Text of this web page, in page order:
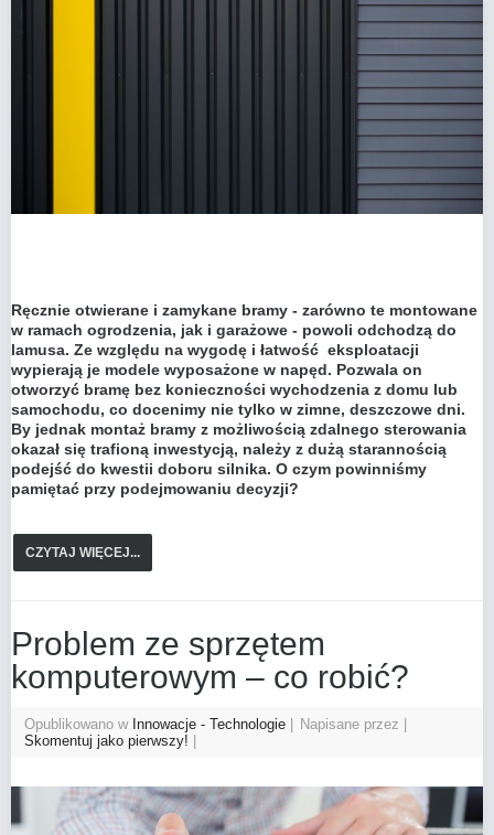
Ręcznie otwierane i zamykane bramy - zarówno te montowane
w ramach ogrodzenia, jak i garażowe - powoli odchodzą do
lamusa. Ze względu na wygodę i łatwość eksploatacji
wypierają je modele wyposażone w napęd. Pozwala on
otworzyć bramę bez konieczności wychodzenia z domu lub
samochodu, co docenimy nie tylko w zimne, deszczowe dni.
By jednak montaż bramy z możliwością zdalnego sterowania
okazał się trafioną inwestycją, należy z dużą starannością
podejść do kwestii doboru silnika. O czym powinniśmy
pamiętać przy podejmowaniu decyzji?
CZYTAJ WIĘCEJ...
Problem ze sprzętem
komputerowym – co robić?
Opublikowano w Innowacje - Technologie
Napisane przez
Skomentuj jako pierwszy!